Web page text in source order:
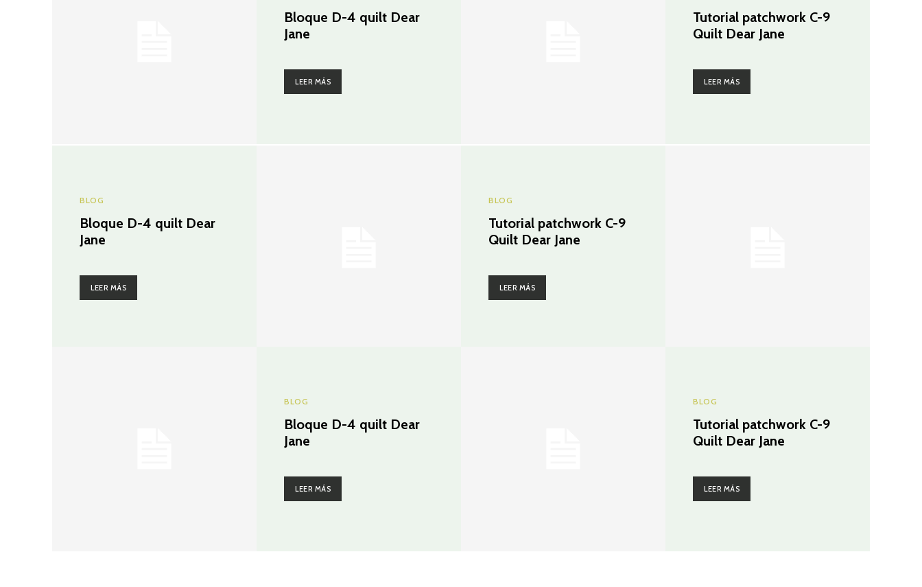
Bloque D-4 quilt Dear
Jane
LEER MÁS
Tutorial patchwork C-9
Quilt Dear Jane
LEER MÁS
BLOG
Bloque D-4 quilt Dear
Jane
LEER MÁS
BLOG
Tutorial patchwork C-9
Quilt Dear Jane
LEER MÁS
BLOG
Bloque D-4 quilt Dear
Jane
LEER MÁS
BLOG
Tutorial patchwork C-9
Quilt Dear Jane
LEER MÁS